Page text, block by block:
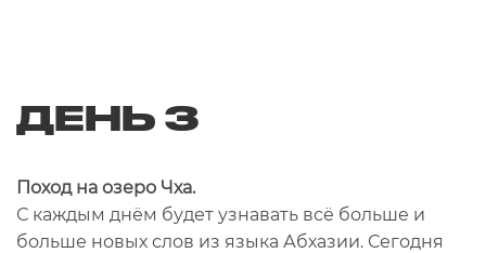
ДЕНЬ 3
Поход на озеро Чха.
С каждым днём будет узнавать всё больше и
больше новых слов из языка Абхазии. Сегодня